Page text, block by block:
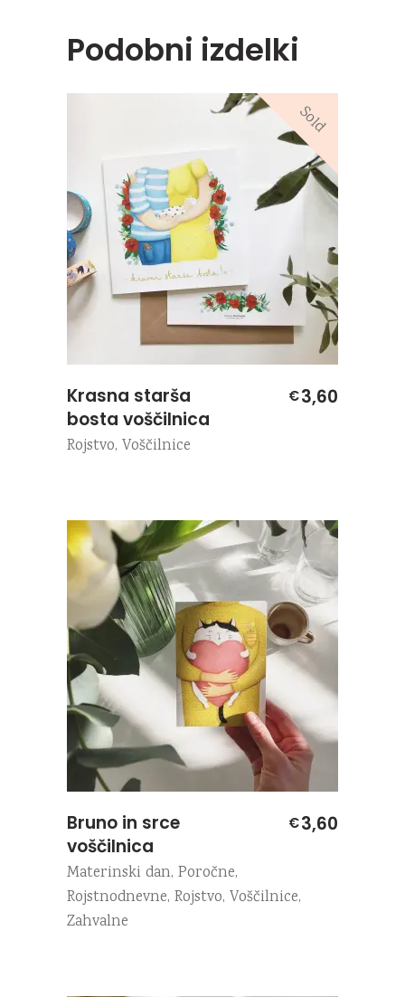
Podobni izdelki
Sold
Krasna starša
bosta voščilnica
€3,60
Rojstvo, Voščilnice
Bruno in srce
voščilnica
€3,60
Materinski dan, Poročne,
Rojstnodnevne, Rojstvo, Voščilnice,
Zahvalne